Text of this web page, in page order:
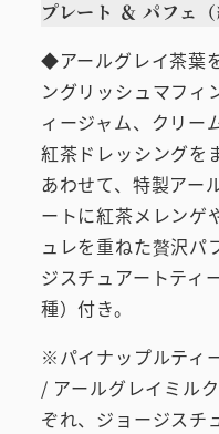
プレート ＆ パフェ
◆アールグレイ茶葉
ングリッシュマフィ
ィージャム、クリー
紅茶ドレッシングを
あわせて、特製アー
ートに紅茶メレンゲ
ュレを重ねた贅沢パ
ジスチュアートティ
種）付き。
※パイナップルティ
/ アールグレイミル
ぞれ、ジョージスチ